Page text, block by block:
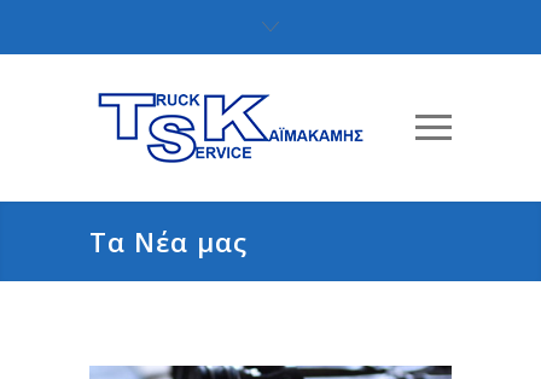
Τα Νέα μας